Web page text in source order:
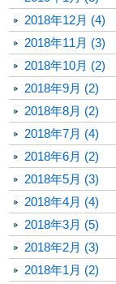
2018年12月 (4)
2018年11月 (3)
2018年10月 (2)
2018年9月 (2)
2018年8月 (2)
2018年7月 (4)
2018年6月 (2)
2018年5月 (3)
2018年4月 (4)
2018年3月 (5)
2018年2月 (3)
2018年1月 (2)